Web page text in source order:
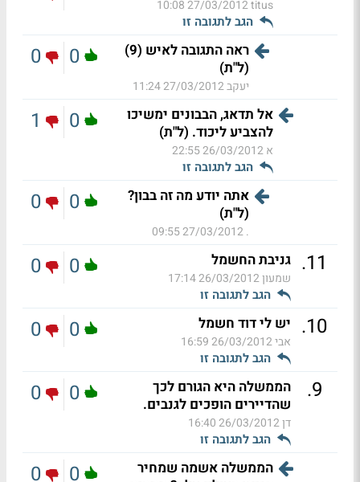
titus
27/03/2012 10:08
הגב לתגובה זו
ראה התגובה לאיש (9)
(ל"ת)
יעקב27/03/2012 11:24
0
0
אל תדאג, הבבונים ימשיכו
להצביע ליכוד. (ל"ת)
א26/03/2012 22:55
הגב לתגובה זו
0
1
אתה יודע מה זה בבון?
(ל"ת)
.
27/03/2012 09:55
0
0
11
. גניבת החשמל
שמעון26/03/2012 17:14
הגב לתגובה זו
0
0
10
. יש לי דוד חשמל
אבי26/03/2012 16:59
הגב לתגובה זו
0
0
9
.
הממשלה היא הגורם לכך
שהדיירים הופכים לגנבים.
דן26/03/2012 16:40
הגב לתגובה זו
0
0
הממשלה אשמה שמחיר
0
0